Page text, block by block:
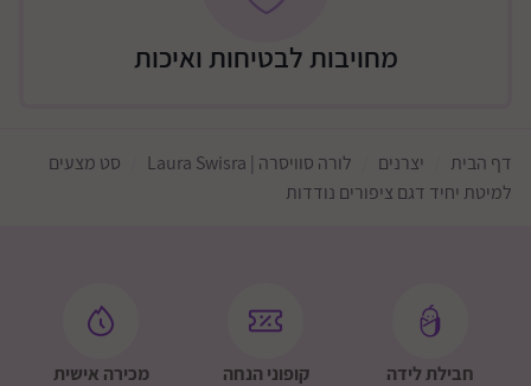
מחויבות לבטיחות ואיכות
דף הבית יצרנים לורה סוויסרה | Laura Swisra
סט מצעים
למיטת יחיד דגם ציפורים נודדות
חבילת לידה קופוני הנחה מכירה אישית